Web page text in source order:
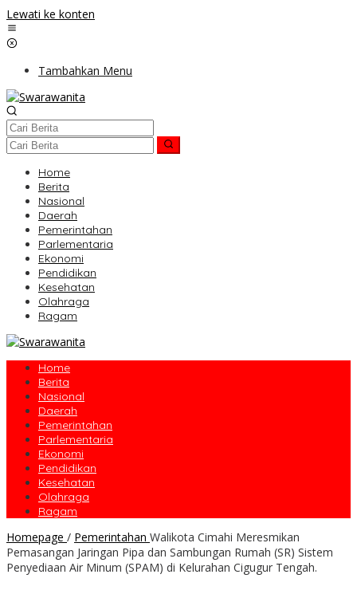
Lewati ke konten
Tambahkan Menu
Home
Berita
Nasional
Daerah
Pemerintahan
Parlementaria
Ekonomi
Pendidikan
Kesehatan
Olahraga
Ragam
Home
Berita
Nasional
Daerah
Pemerintahan
Parlementaria
Ekonomi
Pendidikan
Kesehatan
Olahraga
Ragam
Homepage / Pemerintahan Walikota Cimahi Meresmikan
Pemasangan Jaringan Pipa dan Sambungan Rumah (SR) Sistem
Penyediaan Air Minum (SPAM) di Kelurahan Cigugur Tengah.